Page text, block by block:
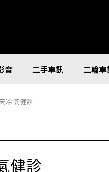
音 二手車訊 二輪車
冷氣健診
健診